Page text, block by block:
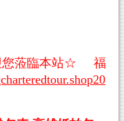
您蒞臨本站☆ 福